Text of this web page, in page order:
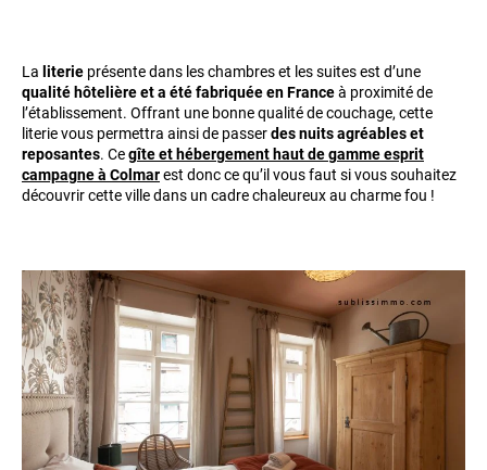
La literie présente dans les chambres et les suites est d’une
qualité hôtelière et a été fabriquée en Franceà proximité de
l’établissement. Offrant une bonne qualité de couchage, cette
literie vous permettra ainsi de passerdes nuits agréables et
reposantes. Cegîte et hébergement haut de gamme esprit
campagne à Colmarest donc ce qu’il vous faut si vous souhaitez
découvrir cette ville dans un cadre chaleureux au charme fou !